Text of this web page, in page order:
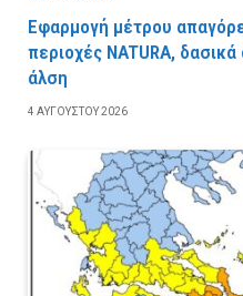
Εφαρμογή μέτρου
περιοχές NATURA,
άλση
4 ΑΥΓΟΎΣΤΟΥ 2026